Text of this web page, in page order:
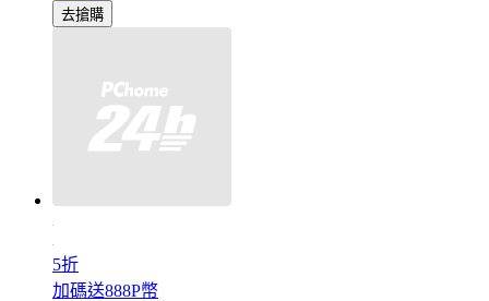
去搶購
5折
加碼送888P幣